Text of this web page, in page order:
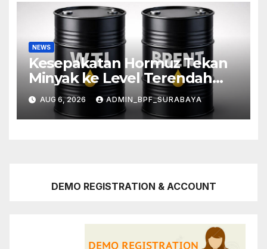
NEWS
Kesepakatan Hormuz Tekan
Minyak ke Level Terendah
Sebulan
AUG 6, 2026 ADMIN_BPF_SURABAYA
DEMO REGISTRATION & ACCOUNT